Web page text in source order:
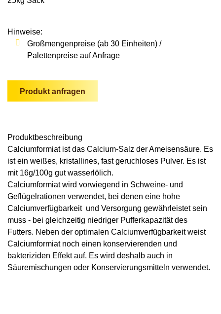
Wildschweine
Enten & Gänse
Rassegeflügel
Kaninchen
Stall & Co
Hygieneprodukte
Einstreu
Hinweise:
Großmengenpreise (ab 30 Einheiten) /
Palettenpreise auf Anfrage
Produkt anfragen
Produkt­beschreibung
Calciumformiat ist das Calcium-Salz der Ameisensäure. Es
ist ein weißes, kristallines, fast geruchloses Pulver. Es ist
mit 16g/100g gut wasserlölich.
Calciumformiat wird vorwiegend in Schweine- und
Geflügelrationen verwendet, bei denen eine hohe
Calciumverfügbarkeit und Versorgung gewährleistet sein
muss - bei gleichzeitig niedriger Pufferkapazität des
Futters. Neben der optimalen Calciumverfügbarkeit weist
Calciumformiat noch einen konservierenden und
bakteriziden Effekt auf. Es wird deshalb auch in
Säuremischungen oder Konservierungsmitteln verwendet.